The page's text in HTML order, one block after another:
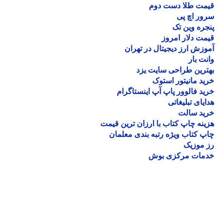
طلا دست دوم
اچ پی
وین تک
دلار امروز
ارز دیجیتال در تهران
بار
طراحی سایت یزد
مانیتور استوک
فالوور پاپ آپ اینستاگرام
تبلیغاتی
سالت
چاپ کتاب با ارزان ترین قیمت
کتاب ویژه رتبه بندی معلمان
موزیک
مرکزی بوش